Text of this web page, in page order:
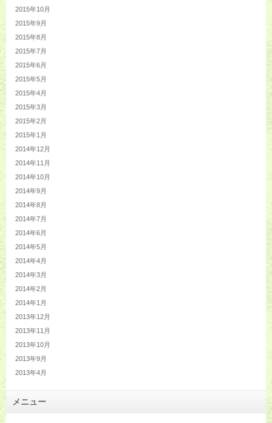
2015年10月
2015年9月
2015年8月
2015年7月
2015年6月
2015年5月
2015年4月
2015年3月
2015年2月
2015年1月
2014年12月
2014年11月
2014年10月
2014年9月
2014年8月
2014年7月
2014年6月
2014年5月
2014年4月
2014年3月
2014年2月
2014年1月
2013年12月
2013年11月
2013年10月
2013年9月
2013年4月
メニュー